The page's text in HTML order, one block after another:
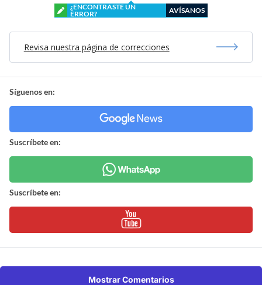
¿ENCONTRASTE UN
ERROR?
AVÍSANOS
Revisa nuestra página de correcciones
Síguenos en:
Suscríbete en:
Suscríbete en:
Mostrar Comentarios